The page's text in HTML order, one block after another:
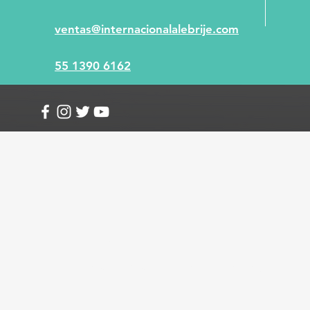
ventas@internacionalalebrije.com
55 1390 6162